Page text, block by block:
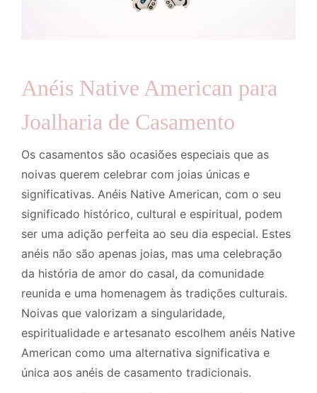
Anéis Native American para
Joalharia de Casamento
Os casamentos são ocasiões especiais que as
noivas querem celebrar com joias únicas e
significativas. Anéis Native American, com o seu
significado histórico, cultural e espiritual, podem
ser uma adição perfeita ao seu dia especial. Estes
anéis não são apenas joias, mas uma celebração
da história de amor do casal, da comunidade
reunida e uma homenagem às tradições culturais.
Noivas que valorizam a singularidade,
espiritualidade e artesanato escolhem anéis Native
American como uma alternativa significativa e
única aos anéis de casamento tradicionais.